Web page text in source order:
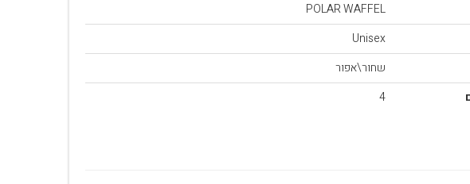
POLAR WAFFEL
Unisex
שחור\אפור
4